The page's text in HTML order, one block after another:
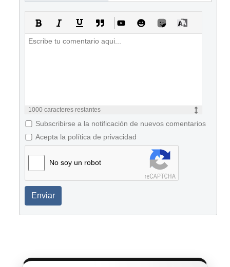
1000 caracteres restantes
Subscribirse a la notificación de nuevos comentarios
Acepta la política de privacidad
No soy un robot
Enviar